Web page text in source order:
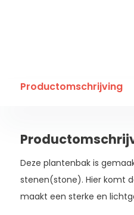
Productomschrijving
Deze plantenbak is
stenen(stone). Hier komt
maakt een sterke en